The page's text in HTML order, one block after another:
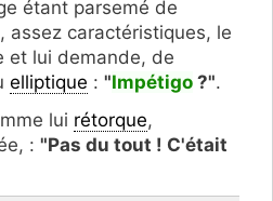
étant parsemé de
assez caractéristiques, le
et lui demande, de
elliptique : "Impétigo ?".
lui rétorque,
: "Pas du tout ! C'était